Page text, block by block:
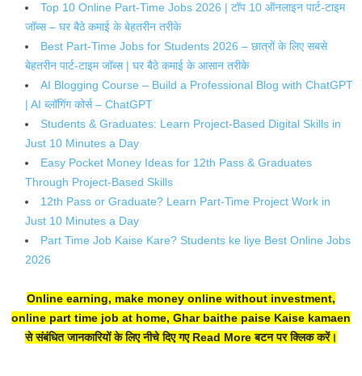
Top 10 Online Part-Time Jobs 2026 | टॉप 10 ऑनलाइन पार्ट-टाइम
जॉब्स – घर बैठे कमाई के बेहतरीन तरीके
Best Part-Time Jobs for Students 2026 – छात्रों के लिए सबसे
बेहतरीन पार्ट-टाइम जॉब्स | घर बैठे कमाई के आसान तरीके
AI Blogging Course – Build a Professional Blog with ChatGPT
| AI ब्लॉगिंग कोर्स – ChatGPT
Students & Graduates: Learn Project-Based Digital Skills in
Just 10 Minutes a Day
Easy Pocket Money Ideas for 12th Pass & Graduates
Through Project-Based Skills
12th Pass or Graduate? Learn Part-Time Project Work in
Just 10 Minutes a Day
Part Time Job Kaise Kare? Students ke liye Best Online Jobs
2026
Online earning, make money online without investment,
online part time job at home, Ghar baithe paise Kaise kamaen
से संबंधित जानकारियों के लिए नीचे दिए गए Read More बटन पर क्लिक करें।